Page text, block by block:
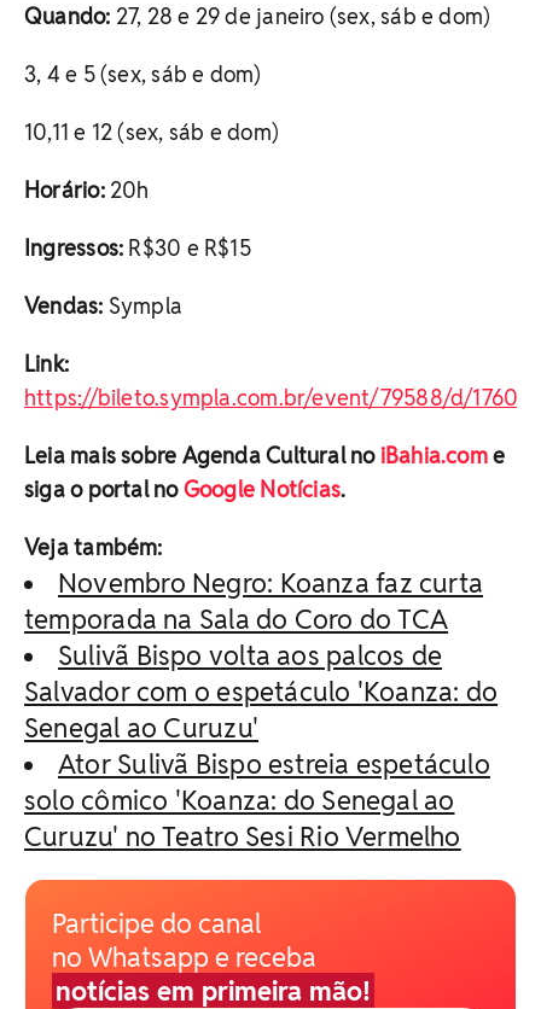
Quando: 27, 28 e 29 de janeiro (sex, sáb e dom)
3, 4 e 5 (sex, sáb e dom)
10,11 e 12 (sex, sáb e dom)
Horário:20h
Ingressos: R$30 e R$15
Vendas: Sympla
Link:
https://bileto.sympla.com.br/event/79588/d/
Leia mais sobre Agenda Cultural no iBahia.come
siga o portal noGoogle Notícias.
Veja também:
Novembro Negro: Koanza faz curta
temporada na Sala do Coro do TCA
Sulivã Bispo volta aos palcos de
Salvador com o espetáculo 'Koanza: do
Senegal ao Curuzu'
Ator Sulivã Bispo estreia espetáculo
solo cômico 'Koanza: do Senegal ao
Curuzu' no Teatro Sesi Rio Vermelho
Participe do canal
no Whatsapp e receba
notícias em primeira mão!